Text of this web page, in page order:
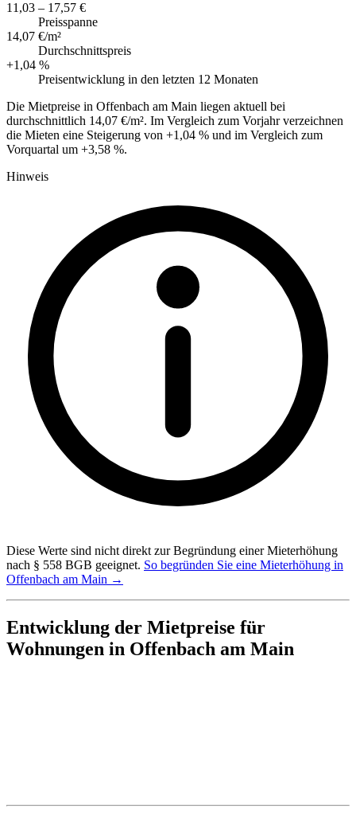
11,03 – 17,57 €
Preisspanne
14,07 €/m²
Durchschnittspreis
+1,04 %
Preisentwicklung in den letzten 12 Monaten
Die Mietpreise in Offenbach am Main liegen aktuell bei
durchschnittlich 14,07 €/m². Im Vergleich zum Vorjahr verzeichnen
die Mieten eine Steigerung von +1,04 % und im Vergleich zum
Vorquartal um +3,58 %.
Hinweis
Diese Werte sind nicht direkt zur Begründung einer Mieterhöhung
nach § 558 BGB geeignet. So begründen Sie eine Mieterhöhung in
Offenbach am Main →
Entwicklung der Mietpreise für
Wohnungen in Offenbach am Main